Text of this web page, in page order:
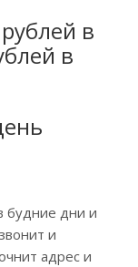
в
в
будние дни и
и
адрес и